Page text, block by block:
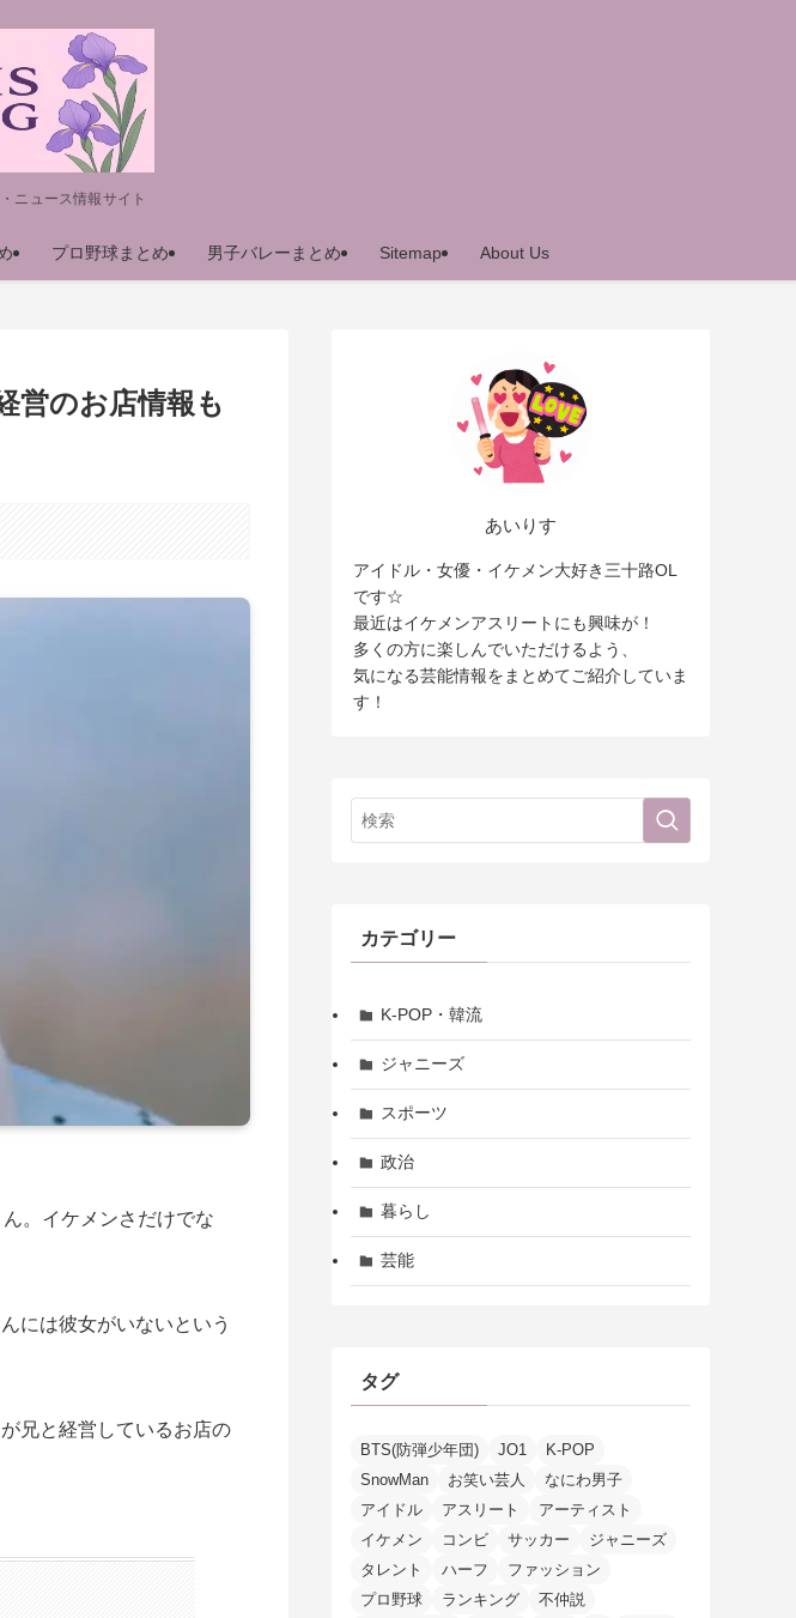
ニュース情報サイト
プロ野球まとめ 男子バレーまとめ Sitemap About Us
営のお店情報も
。イケメンさだけでな
には彼女がいないという
兄と経営しているお店の
あいりす
アイドル・女優・イケメン大好き三十路OL
です☆
最近はイケメンアスリートにも興味が！
多くの方に楽しんでいただけるよう、
気になる芸能情報をまとめてご紹介していま
す！
カテゴリー
K-POP・韓流
ジャニーズ
スポーツ
政治
暮らし
芸能
タグ
BTS(防弾少年団) JO1
K-POP
SnowMan
お笑い芸人
なにわ男子
アイドル
アスリート
アーティスト
イケメン
コンビ サッカー
ジャニーズ
タレント
ハーフ
ファッション
プロ野球
ランキング
不仲説